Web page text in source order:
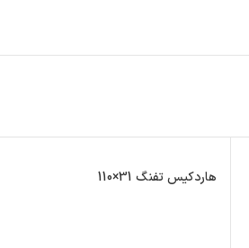
هاردکیس تفنگ 31×110